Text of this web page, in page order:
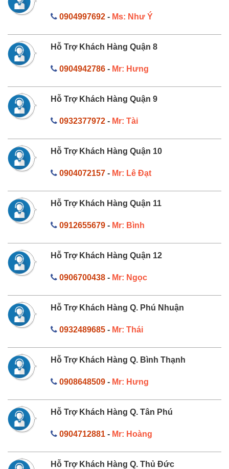
0904997692- Ms: Như Ý
Hỗ Trợ Khách Hàng Quận 8
0904942786- Mr: Hưng
Hỗ Trợ Khách Hàng Quận 9
0932377972- Mr: Tài
Hỗ Trợ Khách Hàng Quận 10
0904072157- Mr: Lê Đạt
Hỗ Trợ Khách Hàng Quận 11
0912655679- Mr: Bình
Hỗ Trợ Khách Hàng Quận 12
0906700438- Mr: Ngọc
Hỗ Trợ Khách Hàng Q. Phú Nhuận
0932489685- Mr: Thái
Hỗ Trợ Khách Hàng Q. Bình Thạnh
0908648509- Mr: Hưng
Hỗ Trợ Khách Hàng Q. Tân Phú
0904712881- Mr: Hoàng
Hỗ Trợ Khách Hàng Q. Thủ Đức